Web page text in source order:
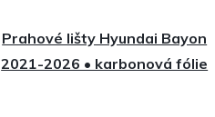
Prahové lišty Hyundai Bayon
2021-2026 • karbonová fólie